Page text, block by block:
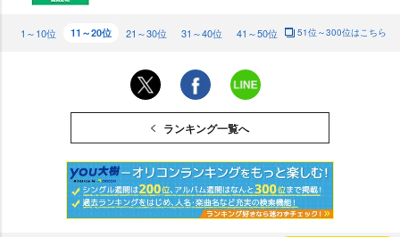
1～10位 11～20位 21～30位 31～40位 41～50位 51位～300位はこちら
ランキング一覧へ